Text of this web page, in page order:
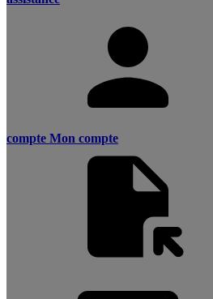
compte Mon compte